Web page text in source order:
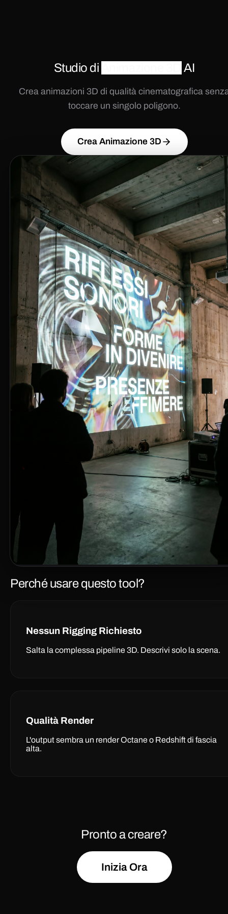
Studio di AI
Crea animazioni 3D di qualità cinematografica
toccare un singolo poligono.
Crea Animazione 3D
Perché usare questo tool?
Nessun Rigging Richiesto
Salta la complessa pipeline 3D. Descrivi solo la scena.
Qualità Render
L'output sembra un render Octane o Redshift di fascia
alta.
Pronto a creare?
Inizia Ora